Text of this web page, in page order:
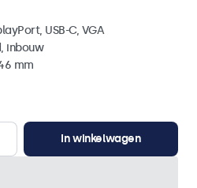
USB-C, VGA
inbouw
mm
In winkelwagen